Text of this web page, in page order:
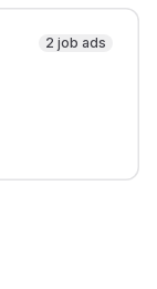
2 job ads